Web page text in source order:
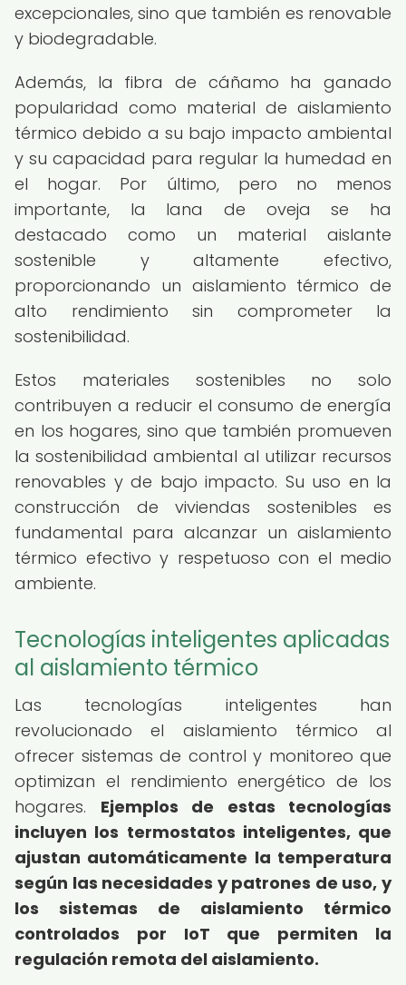
excepcionales, sino que también es renovable
y biodegradable.
Además, la fibra de cáñamo ha ganado
popularidad como material de aislamiento
térmico debido a su bajo impacto ambiental
y su capacidad para regular la humedad en
el hogar. Por último, pero no menos
importante, la lana de oveja se ha
destacado como un material aislante
sostenible y altamente efectivo,
proporcionando un aislamiento térmico de
alto rendimiento sin comprometer la
sostenibilidad.
Estos materiales sostenibles no solo
contribuyen a reducir el consumo de energía
en los hogares, sino que también promueven
la sostenibilidad ambiental al utilizar recursos
renovables y de bajo impacto. Su uso en la
construcción de viviendas sostenibles es
fundamental para alcanzar un aislamiento
térmico efectivo y respetuoso con el medio
ambiente.
Tecnologías inteligentes aplicadas
al aislamiento térmico
Las tecnologías inteligentes han
revolucionado el aislamiento térmico al
ofrecer sistemas de control y monitoreo que
optimizan el rendimiento energético de los
hogares. Ejemplos de estas tecnologías
incluyen los termostatos inteligentes, que
ajustan automáticamente la temperatura
según las necesidades y patrones de uso, y
los sistemas de aislamiento térmico
controlados por IoT que permiten la
regulación remota del aislamiento.